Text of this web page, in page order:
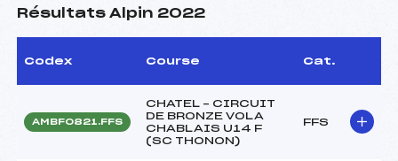
Résultats Alpin 2022
Codex Course Cat.
AMBF0821.FFS
CHATEL – CIRCUIT
DE BRONZE VOLA
CHABLAIS U14 F
(SC THONON)
FFS